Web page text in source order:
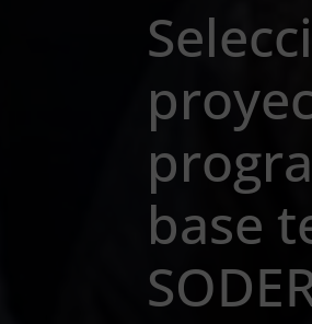
base